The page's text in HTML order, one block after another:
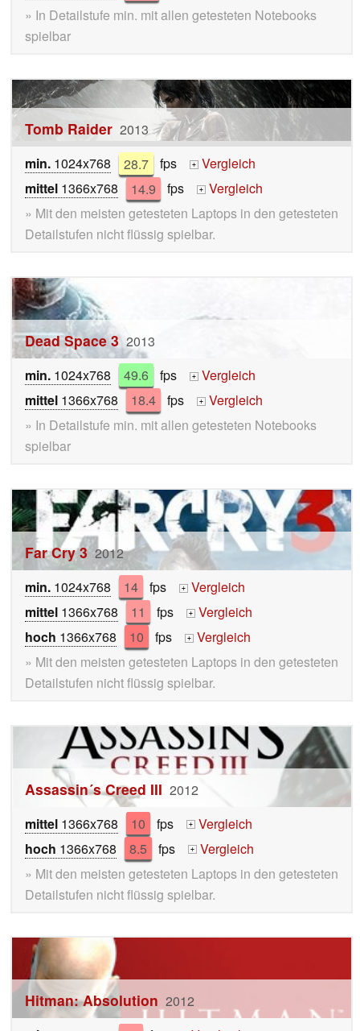
» In Detailstufe min. mit allen getesteten Notebooks
spielbar
Tomb Raider 2013
min. 1024x768 28.7 fps +
Vergleich
mittel 1366x768 14.9 fps +
Vergleich
» Mit den meisten getesteten Laptops in den getesteten
Detailstufen nicht flüssig spielbar.
Dead Space 3 2013
min. 1024x768 49.6 fps +
Vergleich
mittel 1366x768 18.4 fps +
Vergleich
» In Detailstufe min. mit allen getesteten Notebooks
spielbar
Far Cry 3 2012
min. 1024x768 14 fps +
Vergleich
mittel 1366x768 11 fps +
Vergleich
hoch 1366x768 10 fps +
Vergleich
» Mit den meisten getesteten Laptops in den getesteten
Detailstufen nicht flüssig spielbar.
Assassin´s Creed III 2012
mittel 1366x768 10 fps +
Vergleich
hoch 1366x768 8.5 fps +
Vergleich
» Mit den meisten getesteten Laptops in den getesteten
Detailstufen nicht flüssig spielbar.
Hitman: Absolution 2012